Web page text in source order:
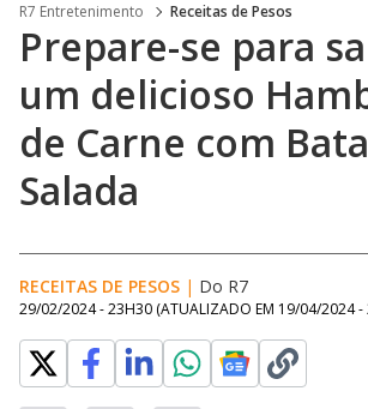
R7 Entretenimento Receitas de Pesos
Prepare-se para
um delicioso
de Carne com
Salada
RECEITAS DE PESOS | Do R7
29/02/2024 - 23H30 (ATUALIZADO EM 19/04/2024 -